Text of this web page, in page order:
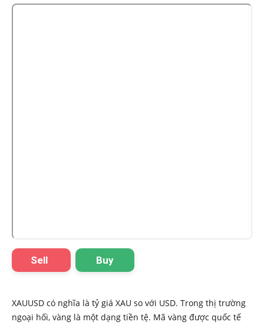
Sell Buy
XAUUSD có nghĩa là tỷ giá XAU so với USD. Trong thị trường
ngoại hối, vàng là một dạng tiền tệ. Mã vàng được quốc tế